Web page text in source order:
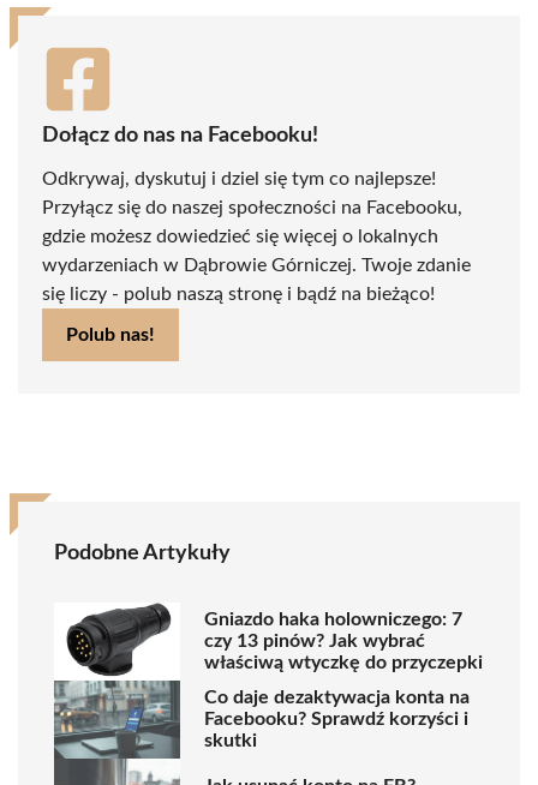
Dołącz do nas na Facebooku!
Odkrywaj, dyskutuj i dziel się tym co najlepsze!
Przyłącz się do naszej społeczności na Facebooku,
gdzie możesz dowiedzieć się więcej o lokalnych
wydarzeniach w Dąbrowie Górniczej. Twoje zdanie
się liczy - polub naszą stronę i bądź na bieżąco!
Polub nas!
Podobne Artykuły
Gniazdo haka holowniczego: 7
czy 13 pinów? Jak wybrać
właściwą wtyczkę do przyczepki
Co daje dezaktywacja konta na
Facebooku? Sprawdź korzyści i
skutki